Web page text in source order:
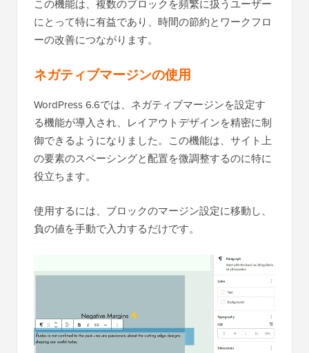
この機能は、複数のブロックを頻繁に扱うユーザー
にとって特に有益であり、時間の節約とワークフロ
ーの改善につながります。
ネガティブマージンの使用
WordPress 6.6では、ネガティブマージンを設定す
る機能が導入され、レイアウトデザインを精密に制
御できるようになりました。この機能は、サイト上
の要素のスペーシングと配置を微調整するのに特に
役立ちます。
使用するには、ブロックのマージン設定に移動し、
負の値を手動で入力するだけです。